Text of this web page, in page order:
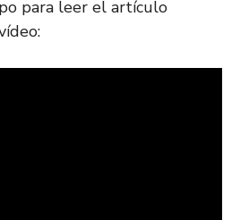
para leer el artículo